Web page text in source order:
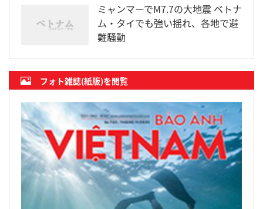
ミャンマーでM7.7の大地震 ベトナ
ム・タイでも強い揺れ、各地で避
難騒動
フォト雑誌(紙版)を閲覧